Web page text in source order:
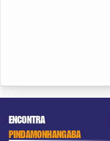
ENCONTRA
PINDAMONHANGABA